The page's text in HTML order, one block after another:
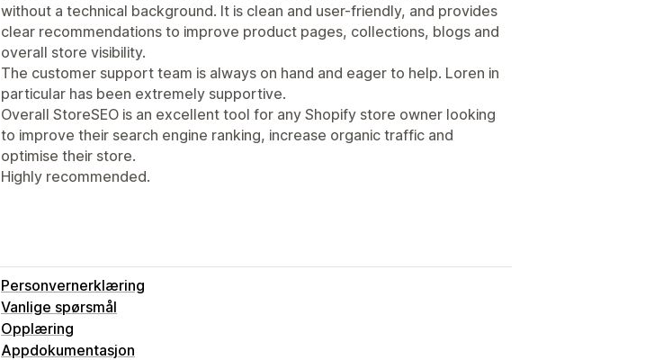
without a technical background. It is clean and user-friendly, and provides
clear recommendations to improve product pages, collections, blogs and
overall store visibility.
The customer support team is always on hand and eager to help. Loren in
particular has been extremely supportive.
Overall StoreSEO is an excellent tool for any Shopify store owner looking
to improve their search engine ranking, increase organic traffic and
optimise their store.
Highly recommended.
Personvernerklæring
Vanlige spørsmål
Opplæring
Appdokumentasjon